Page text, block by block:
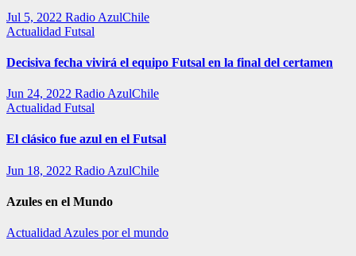
Jul 5, 2022 Radio AzulChile
Actualidad Futsal
Decisiva fecha vivirá el equipo Futsal en la final del certamen
Jun 24, 2022 Radio AzulChile
Actualidad Futsal
El clásico fue azul en el Futsal
Jun 18, 2022 Radio AzulChile
Azules en el Mundo
Actualidad Azules por el mundo